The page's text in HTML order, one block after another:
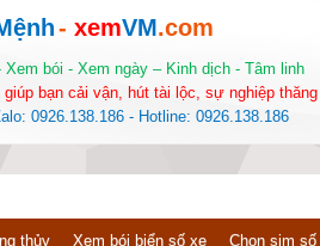
- xemVM.com
bói - Xem ngày – Kinh dịch - Tâm linh
bạn cải vận, hút tài lộc, sự nghiệp
0926.138.186 - Hotline: 0926.138.186
thủy Xem bói biển số xe Chọn sim số